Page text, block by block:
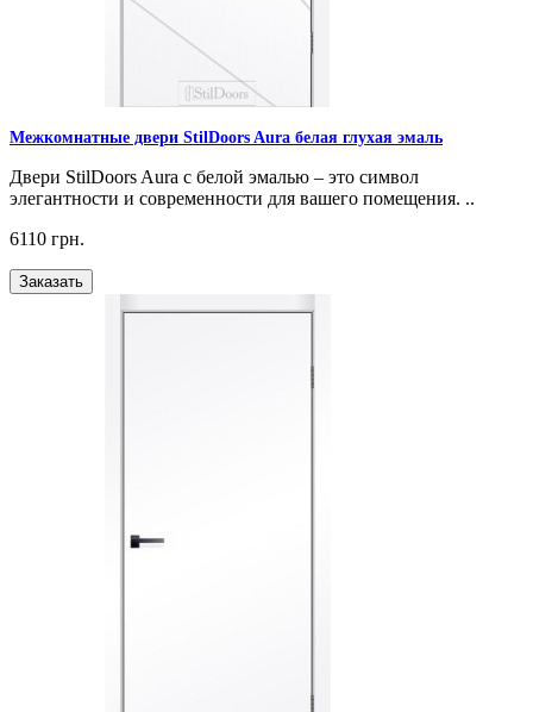
Межкомнатные двери StilDoors Aura белая глухая эмаль
Двери StilDoors Aura с белой эмалью – это символ
элегантности и современности для вашего помещения. ..
6110 грн.
Заказать